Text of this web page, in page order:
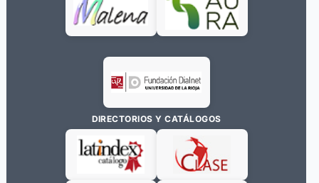
DIRECTORIOS Y CATÁLOGOS